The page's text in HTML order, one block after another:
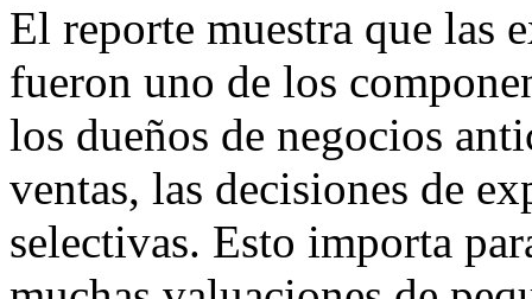
El reporte muestra que las
fueron uno de los
los dueños de negocios
ventas, las decisiones de
selectivas. Esto importa